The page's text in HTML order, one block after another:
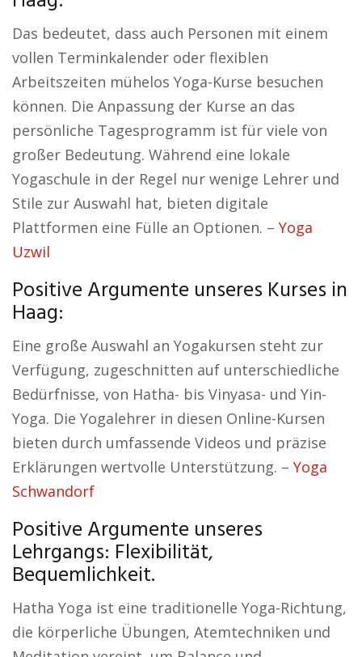
Das bedeutet, dass auch Personen mit einem
vollen Terminkalender oder flexiblen
Arbeitszeiten mühelos Yoga-Kurse besuchen
können. Die Anpassung der Kurse an das
persönliche Tagesprogramm ist für viele von
großer Bedeutung. Während eine lokale
Yogaschule in der Regel nur wenige Lehrer und
Stile zur Auswahl hat, bieten digitale
Plattformen eine Fülle an Optionen. – Yoga
Uzwil
Positive Argumente unseres Kurses in
Haag:
Eine große Auswahl an Yogakursen steht zur
Verfügung, zugeschnitten auf unterschiedliche
Bedürfnisse, von Hatha- bis Vinyasa- und Yin-
Yoga. Die Yogalehrer in diesen Online-Kursen
bieten durch umfassende Videos und präzise
Erklärungen wertvolle Unterstützung. – Yoga
Schwandorf
Positive Argumente unseres
Lehrgangs: Flexibilität,
Bequemlichkeit.
Hatha Yoga ist eine traditionelle Yoga-Richtung,
die körperliche Übungen, Atemtechniken und